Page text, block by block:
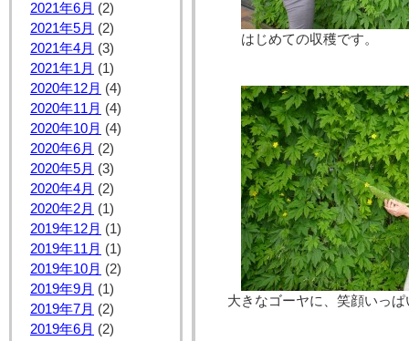
2021年6月 (2)
2021年5月 (2)
2021年4月 (3)
2021年1月 (1)
2020年12月 (4)
2020年11月 (4)
2020年10月 (4)
2020年6月 (2)
2020年5月 (3)
2020年4月 (2)
2020年2月 (1)
2019年12月 (1)
2019年11月 (1)
2019年10月 (2)
2019年9月 (1)
2019年7月 (2)
2019年6月 (2)
はじめての収穫です。
大きなゴーヤに、笑顔い